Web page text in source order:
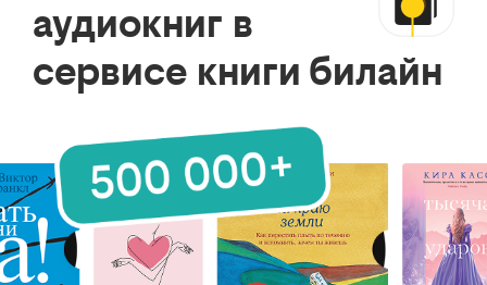
аудиокниг в
сервисе книги билайн